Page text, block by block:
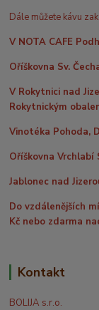
Dále můžete kávu
V NOTA CAFE
Oříškovna Sv.
V Rokytnici nad
Rokytnickým
Vinotéka Pohoda,
Oříškovna Vrchlabí
Jablonec nad
Do vzdálenějších
Kč nebo zdarma
Kontakt
BOLIJA s.r.o.